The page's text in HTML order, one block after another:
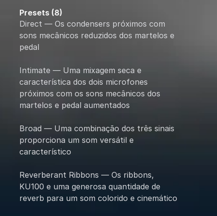
Presets (8)
Direct — Os condensers próximos com
sons mecânicos reduzidos dos martelos e
pedal
Intimate — Uma mixagem seca e
característica dos dois microfones
próximos com os sons mecânicos dos
martelos e pedal aumentados
Broad — Uma combinação dos três sinais
proporciona um som versátil e
característico
Reverberant Ribbons — Os ribbons,
KU100 e uma generosa quantidade de
reverb para um som colorido e cinemático